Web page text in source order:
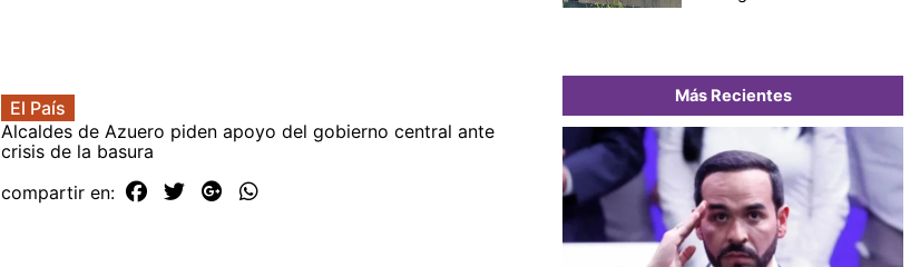
El País
Alcaldes de Azuero piden apoyo del gobierno central ante
crisis de la basura
compartir en:
Más Recientes